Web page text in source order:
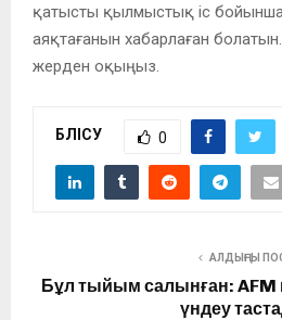
қатысты қылмыстық іс бойынша
аяқтағанын хабарлаған
жерден оқыңыз.
БӨЛІСУ 0
АЛДЫҢҒЫ
Бұл тыйым салынған: AFM
үндеу